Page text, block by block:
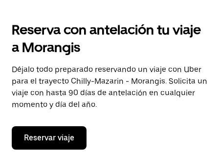
calendario
seleccionar
fecha.
Pulsa
el
botón
de
escape
cerrar
calendario.
Reserva con antelación tu viaje
a Morangis
Déjalo todo preparado reservando un viaje con Uber
para el trayecto Chilly-Mazarin - Morangis. Solicita un
viaje con hasta 90 días de antelación en cualquier
momento y día del año.
Reservar viaje